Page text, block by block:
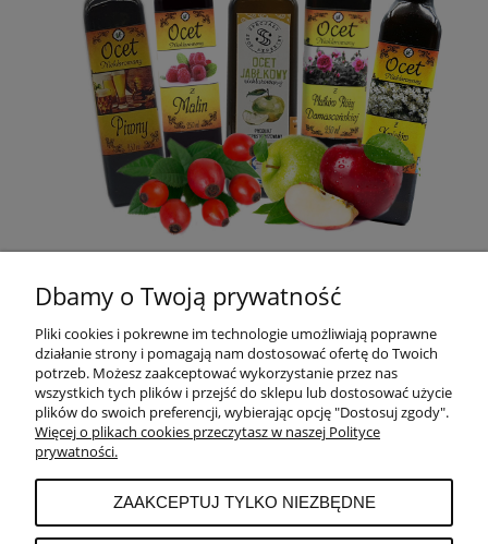
OCTY
POMOC
MOJE KONTO
PŁATNOŚCI I DOSTAWA
Dbamy o Twoją prywatność
Pliki cookies i pokrewne im technologie umożliwiają poprawne
działanie strony i pomagają nam dostosować ofertę do Twoich
potrzeb. Możesz zaakceptować wykorzystanie przez nas
wszystkich tych plików i przejść do sklepu lub dostosować użycie
plików do swoich preferencji, wybierając opcję "Dostosuj zgody".
Więcej o plikach cookies przeczytasz w naszej Polityce
prywatności.
ZAAKCEPTUJ TYLKO NIEZBĘDNE